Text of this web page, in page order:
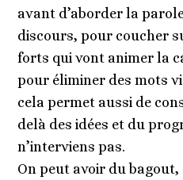
avant d’aborder la
discours, pour coucher
forts qui vont animer la
pour éliminer des mots
cela permet aussi de
delà des idées et du
n’interviens pas.
On peut avoir du